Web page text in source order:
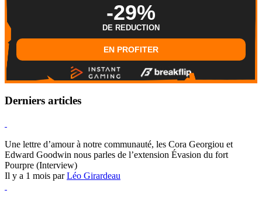
-29%
DE REDUCTION
EN PROFITER
Derniers articles
Une lettre d’amour à notre communauté, les Cora Georgiou et
Edward Goodwin nous parles de l’extension Évasion du fort
Pourpre (Interview)
Il y a 1 mois parLéo Girardeau